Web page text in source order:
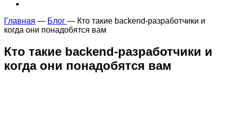
Главная — Блог — Кто такие backend-разработчики и
когда они понадобятся вам
Кто такие backend-разработчики и
когда они понадобятся вам